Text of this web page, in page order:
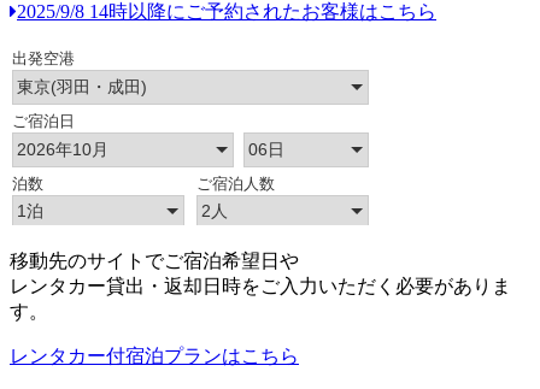
2025/9/8 14時以降にご予約されたお客様はこちら
移動先のサイトでご宿泊希望日や
レンタカー貸出・返却日時をご入力いただく必要がありま
す。
レンタカー付宿泊プランはこちら